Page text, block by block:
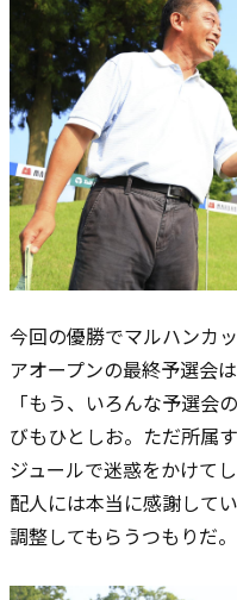
今回の優勝でマルハンカ
アオープンの最終予選会
「もう、いろんな予選会
びもひとしお。ただ所属
ジュールで迷惑をかけて
配人には本当に感謝して
調整してもらうつもりだ。